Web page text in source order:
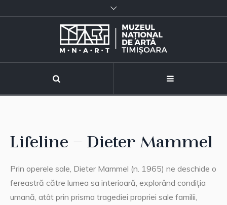
Lifeline – Dieter Mammel
Prin operele sale, Dieter Mammel (n. 1965) ne deschide o
fereastră către lumea sa interioară, explorând condiția
umană, atât prin prisma tragediei propriei sale familii,